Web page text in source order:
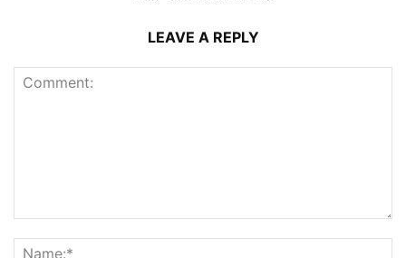
LEAVE A REPLY